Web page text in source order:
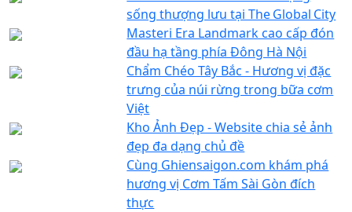
sống thượng lưu tại The Global City
Masteri Era Landmark cao cấp đón
đầu hạ tầng phía Đông Hà Nội
Chẩm Chéo Tây Bắc - Hương vị đặc
trưng của núi rừng trong bữa cơm
Việt
Kho Ảnh Đẹp - Website chia sẻ ảnh
đẹp đa dạng chủ đề
Cùng Ghiensaigon.com khám phá
hương vị Cơm Tấm Sài Gòn đích
thực